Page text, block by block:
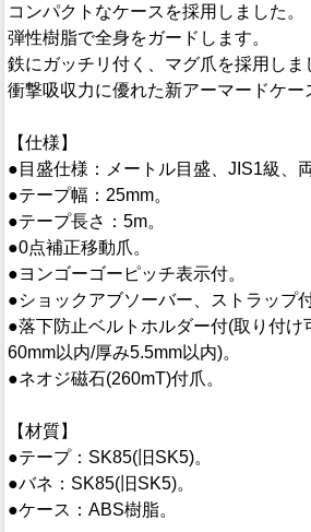
コンパクトなケースを採用しました。
弾性樹脂で全身をガードします。
鉄にガッチリ付く、マグ爪を採用しま
衝撃吸収力に優れた新アーマードケー
【仕様】
●目盛仕様：メートル目盛、JIS1級、
●テープ幅：25mm。
●テープ長さ：5m。
●0点補正移動爪。
●ヨンゴーゴーピッチ表示付。
●ショックアブソーバー、ストラップ付
●落下防止ベルトホルダー付(取り付け
60mm以内/厚み5.5mm以内)。
●ネオジ磁石(260mT)付爪。
【材質】
●テープ：SK85(旧SK5)。
●バネ：SK85(旧SK5)。
●ケース：ABS樹脂。